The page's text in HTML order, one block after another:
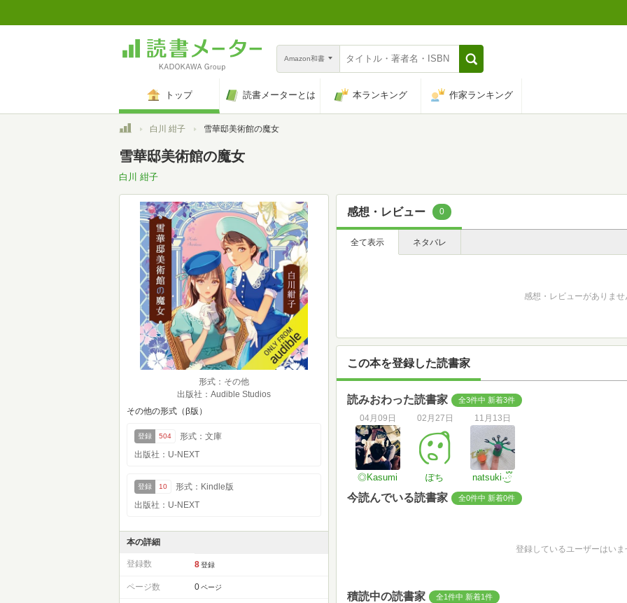
Amazon和書
トップ 読書メーターとは 本ランキング 作家ランキング
トップ白川 紺子 雪華邸美術館の魔女
雪華邸美術館の魔女
白川 紺子
形式：その他
出版社：Audible Studios
その他の形式（β版）
登録 504
形式：文庫
出版社：U-NEXT
登録 10
形式：Kindle版
出版社：U-NEXT
本の詳細
登録数 8 登録
ページ数 0 ページ
感想・レビュー 0
全て表示 ネタバレ
感想・レビューがありませ
この本を登録した読書家
読みおわった読書家 全3件中 新着3件
04月09日
◎Kasumi
02月27日
ぽち
11月13日
natsuki·͜·ྀི
今読んでいる読書家 全0件中 新着0件
登録しているユーザーはいま
積読中の読書家 全1件中 新着1件